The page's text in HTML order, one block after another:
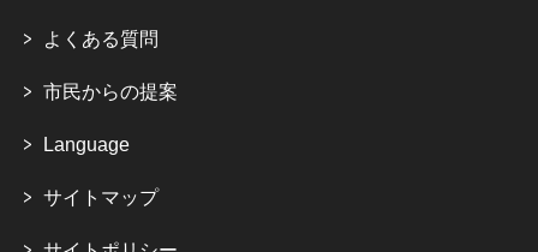
よくある質問
市民からの提案
Language
サイトマップ